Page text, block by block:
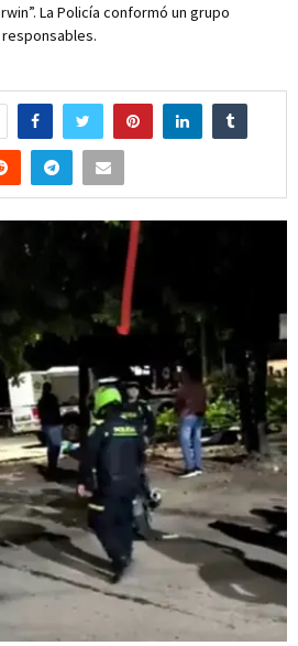
La Policía conformó un grupo